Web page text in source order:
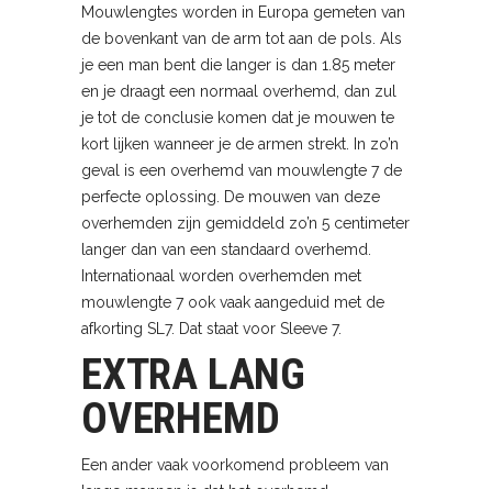
Mouwlengtes worden in Europa gemeten van
de bovenkant van de arm tot aan de pols. Als
je een man bent die langer is dan 1.85 meter
en je draagt een normaal overhemd, dan zul
je tot de conclusie komen dat je mouwen te
kort lijken wanneer je de armen strekt. In zo’n
geval is een overhemd van mouwlengte 7 de
perfecte oplossing. De mouwen van deze
overhemden zijn gemiddeld zo’n 5 centimeter
langer dan van een standaard overhemd.
Internationaal worden overhemden met
mouwlengte 7 ook vaak aangeduid met de
afkorting SL7. Dat staat voor Sleeve 7.
EXTRA LANG
OVERHEMD
Een ander vaak voorkomend probleem van